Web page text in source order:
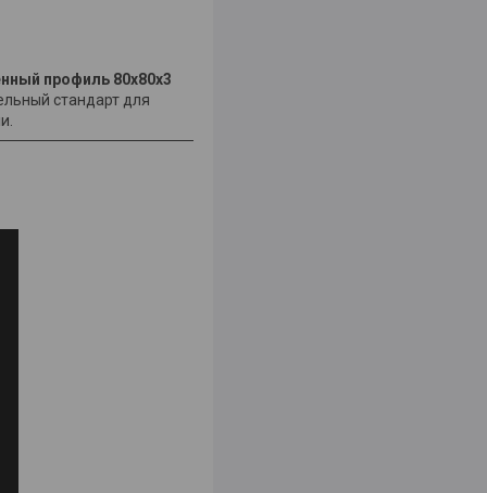
профиль 80x80x3
стандарт для